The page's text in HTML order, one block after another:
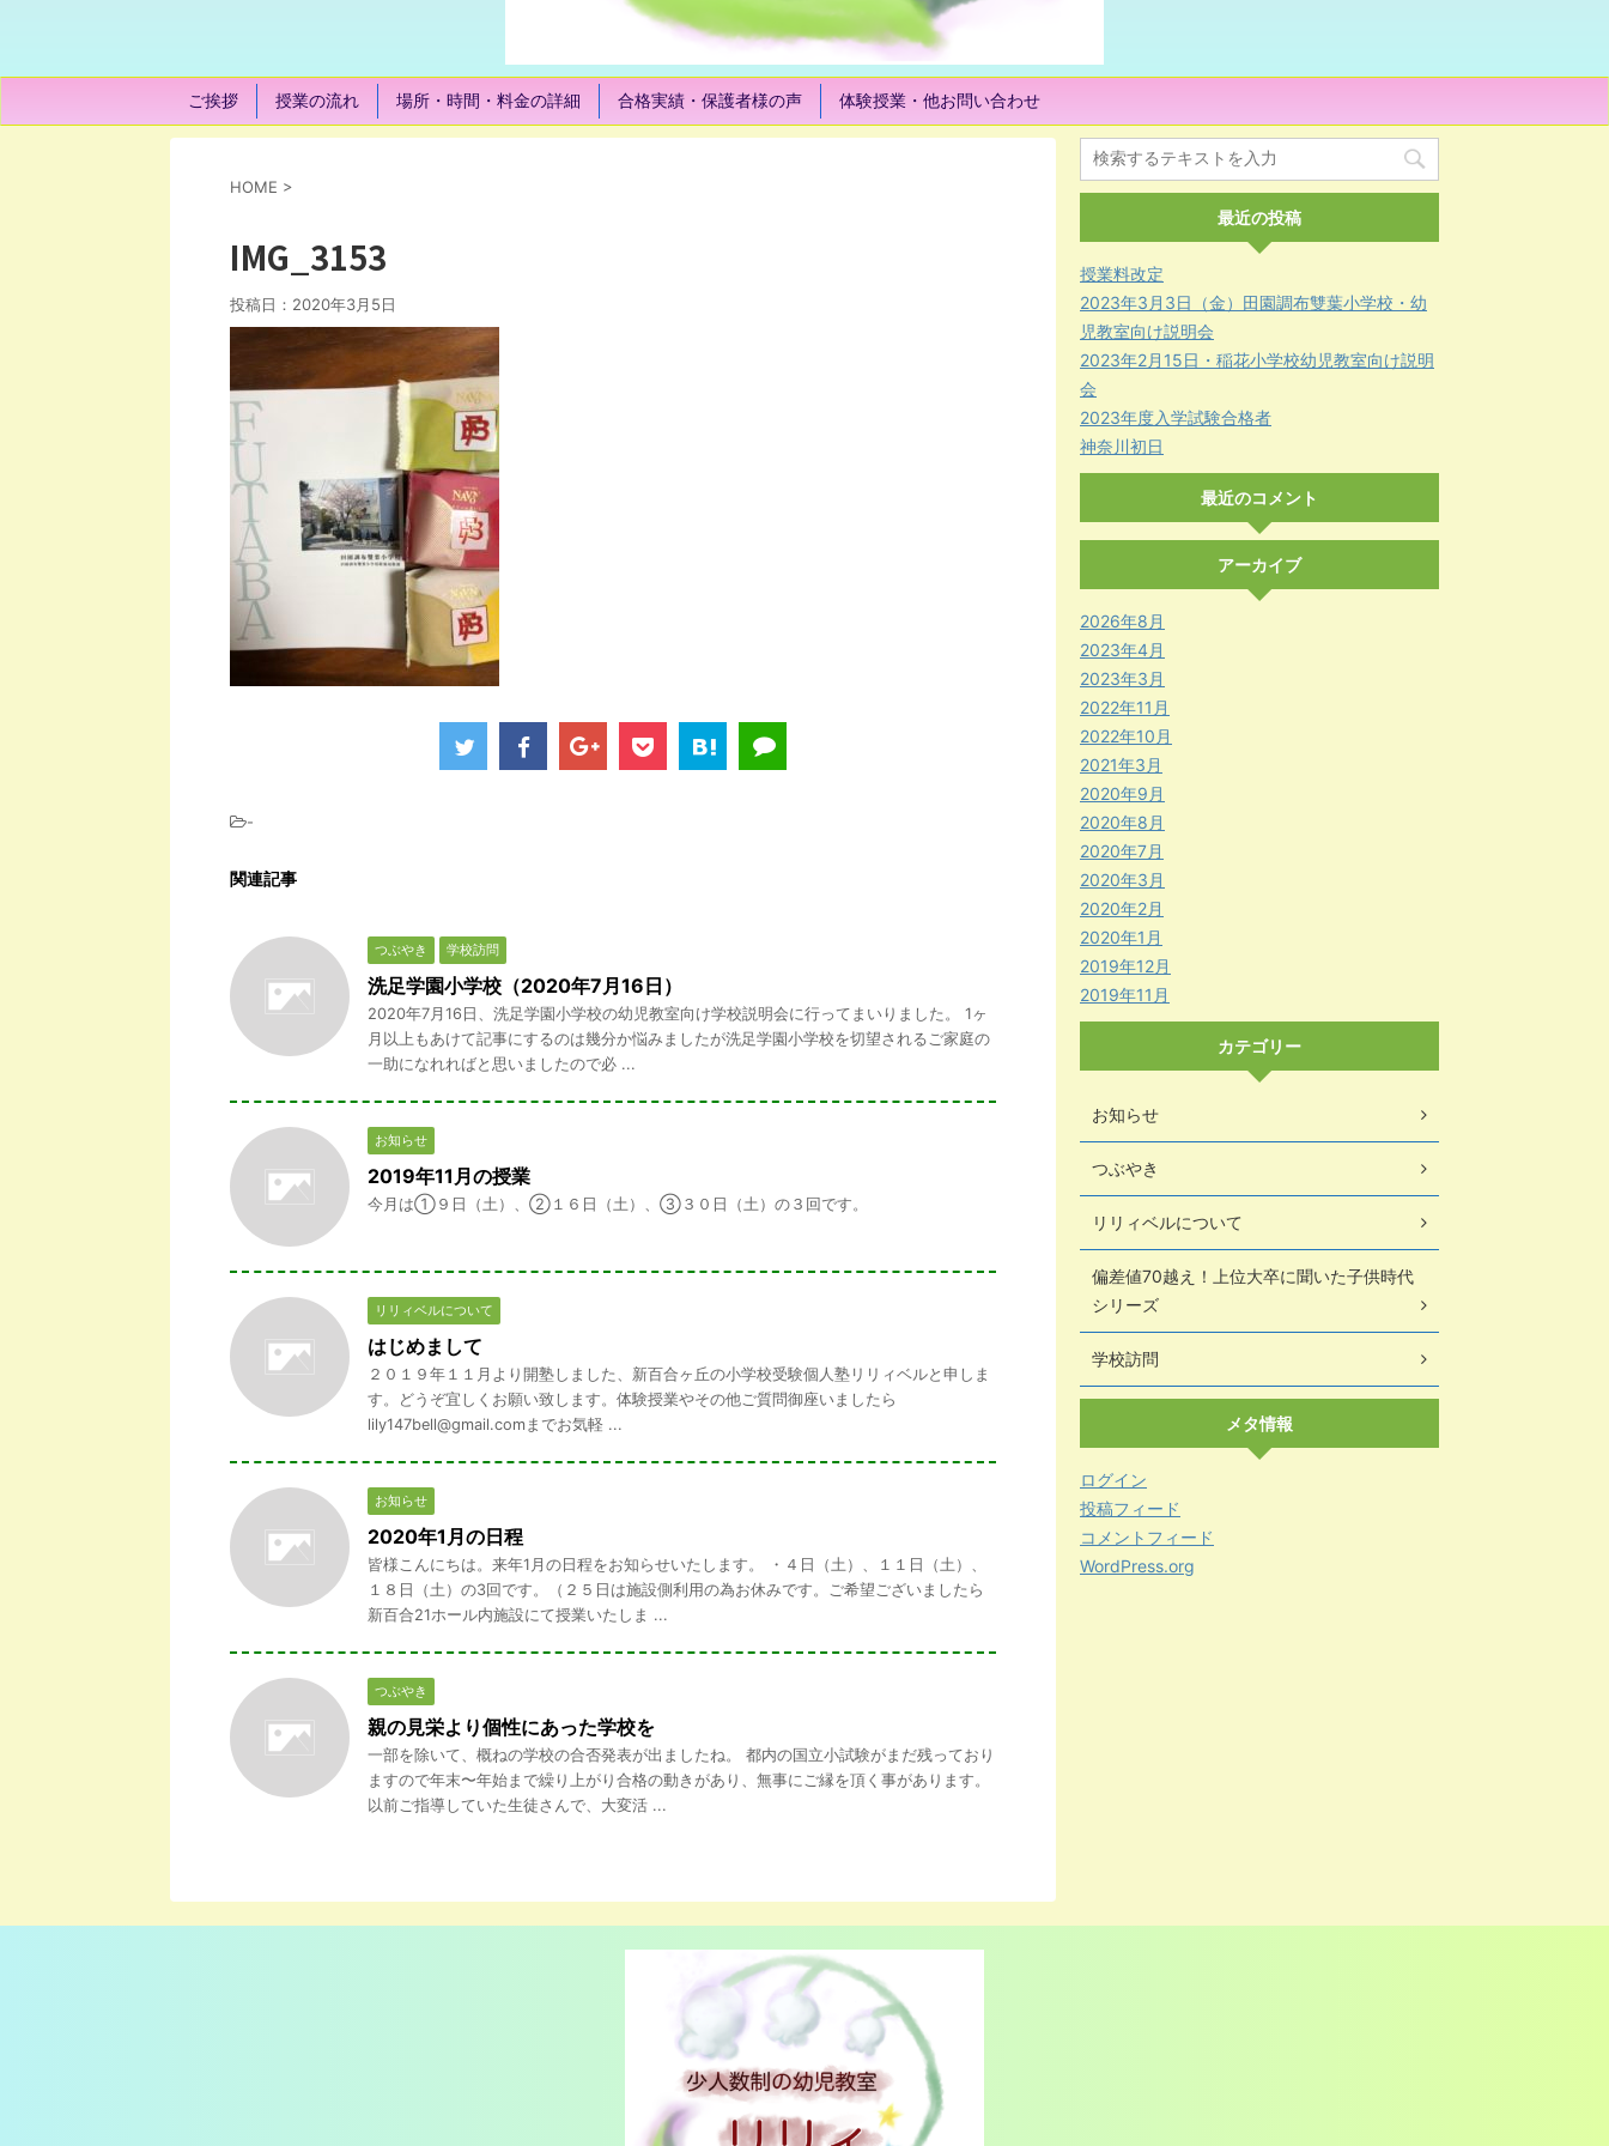
ご挨拶 授業の流れ 場所・時間・料金の詳細 合格実績・保護者様の声 体験授業・他お問い合わせ
HOME >
IMG_3153
投稿日： 2020年3月5日
-
関連記事
つぶやき 学校訪問
洗足学園小学校（2020年7月16日）
2020年7月16日、洗足学園小学校の幼児教室向け学校説明会に行ってまいりました。 1ヶ
月以上もあけて記事にするのは幾分か悩みましたが洗足学園小学校を切望されるご家庭の
一助になれればと思いましたので必 ...
お知らせ
2019年11月の授業
今月は①９日（土）、②１６日（土）、③３０日（土）の３回です。
リリィベルについて
はじめまして
２０１９年１１月より開塾しました、新百合ヶ丘の小学校受験個人塾リリィベルと申しま
す。どうぞ宜しくお願い致します。体験授業やその他ご質問御座いましたら
lily147bell@gmail.comまでお気軽 ...
お知らせ
2020年1月の日程
皆様こんにちは。来年1月の日程をお知らせいたします。 ・４日（土）、１１日（土）、
１８日（土）の3回です。（２５日は施設側利用の為お休みです。ご希望ございましたら
新百合21ホール内施設にて授業いたしま ...
つぶやき
親の見栄より個性にあった学校を
一部を除いて、概ねの学校の合否発表が出ましたね。 都内の国立小試験がまだ残っており
ますので年末〜年始まで繰り上がり合格の動きがあり、無事にご縁を頂く事があります。
以前ご指導していた生徒さんで、大変活 ...
最近の投稿
授業料改定
2023年3月3日（金）田園調布雙葉小学校・幼
児教室向け説明会
2023年2月15日・稲花小学校幼児教室向け説明
会
2023年度入学試験合格者
神奈川初日
最近のコメント
アーカイブ
2026年8月
2023年4月
2023年3月
2022年11月
2022年10月
2021年3月
2020年9月
2020年8月
2020年7月
2020年3月
2020年2月
2020年1月
2019年12月
2019年11月
カテゴリー
お知らせ
つぶやき
リリィベルについて
偏差値70越え！上位大卒に聞いた子供時代
シリーズ
学校訪問
メタ情報
ログイン
投稿フィード
コメントフィード
WordPress.org